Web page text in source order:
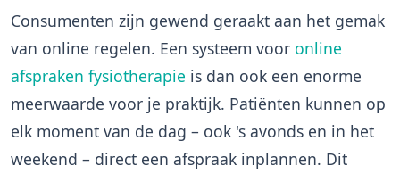
Consumenten zijn gewend geraakt aan het gemak
van online regelen. Een systeem voor online
afspraken fysiotherapie is dan ook een enorme
meerwaarde voor je praktijk. Patiënten kunnen op
elk moment van de dag – ook 's avonds en in het
weekend – direct een afspraak inplannen. Dit